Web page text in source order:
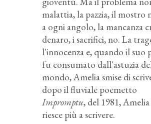
malattia, la pazzia, il mostro
a ogni angolo, la mancanza
denaro, i sacrifici, no. La
l'innocenza e, quando il suo
fu consumato dall'astuzia
mondo, Amelia smise di
dopo il fluviale poemetto
Impromptu, del 1981,
riesce più a scrivere.